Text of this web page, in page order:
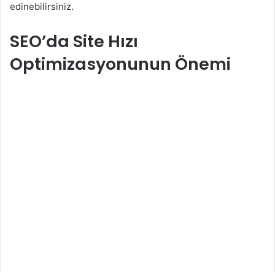
edinebilirsiniz.
SEO’da Site Hızı
Optimizasyonunun Önemi